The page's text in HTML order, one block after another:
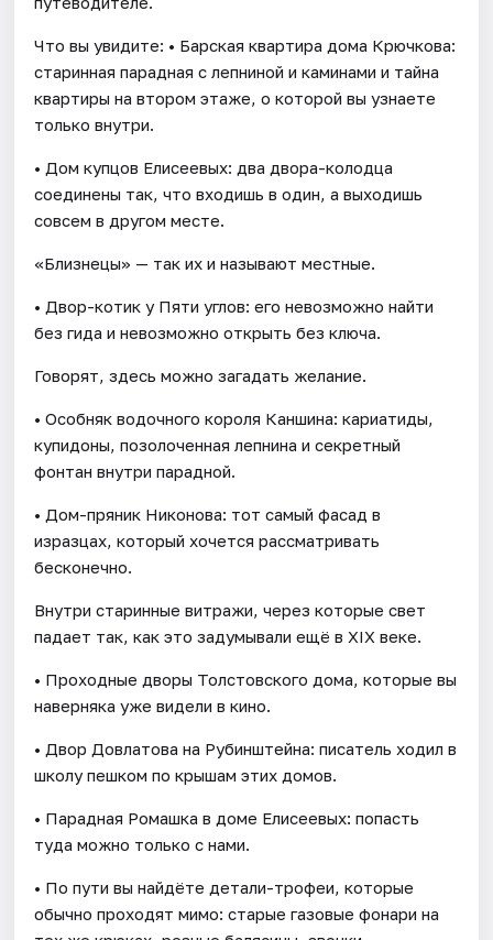
Что вы увидите: • Барская квартира дома Крючкова:
старинная парадная с лепниной и каминами и тайна
квартиры на втором этаже, о которой вы узнаете
только внутри.
• Дом купцов Елисеевых: два двора-колодца
соединены так, что входишь в один, а выходишь
совсем в другом месте.
«Близнецы» — так их и называют местные.
• Двор-котик у Пяти углов: его невозможно найти
без гида и невозможно открыть без ключа.
Говорят, здесь можно загадать желание.
• Особняк водочного короля Каншина: кариатиды,
купидоны, позолоченная лепнина и секретный
фонтан внутри парадной.
• Дом-пряник Никонова: тот самый фасад в
изразцах, который хочется рассматривать
бесконечно.
Внутри старинные витражи, через которые свет
падает так, как это задумывали ещё в XIX веке.
• Проходные дворы Толстовского дома, которые вы
наверняка уже видели в кино.
• Двор Довлатова на Рубинштейна: писатель ходил в
школу пешком по крышам этих домов.
• Парадная Ромашка в доме Елисеевых: попасть
туда можно только с нами.
• По пути вы найдёте детали-трофеи, которые
обычно проходят мимо: старые газовые фонари на